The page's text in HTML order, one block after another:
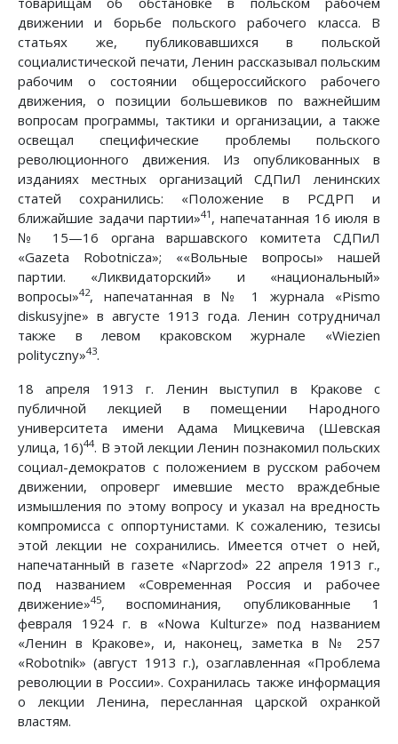
движении и борьбе польского рабочего класса. В
статьях же, публиковавшихся в польской
социалистической печати, Ленин рассказывал польским
рабочим о состоянии общероссийского рабочего
движения, о позиции большевиков по важнейшим
вопросам программы, тактики и организации, а также
освещал специфические проблемы польского
революционного движения. Из опубликованных в
изданиях местных организаций СДПиЛ ленинских
статей сохранились: «Положение в РСДРП и
ближайшие задачи партии»41 , напечатанная 16 июля в
№ 15—16 органа варшавского комитета СДПиЛ
«Gazeta Robotnicza»; ««Вольные вопросы» нашей
партии. «Ликвидаторский» и «национальный»
вопросы»42, напечатанная в № 1 журнала «Pismo
diskusyjne» в августе 1913 года. Ленин сотрудничал
также в левом краковском журнале «Wiеzien
polityczny»43.
18 апреля 1913 г. Ленин выступил в Кракове с
публичной лекцией в помещении Народного
университета имени Адама Мицкевича (Шевская
улица, 16)44. В этой лекции Ленин познакомил польских
социал-демократов с положением в русском рабочем
движении, опроверг имевшие место враждебные
измышления по этому вопросу и указал на вредность
компромисса с оппортунистами. К сожалению, тезисы
этой лекции не сохранились. Имеется отчет о ней,
напечатанный в газете «Naprzod» 22 апреля 1913 г.,
под названием «Современная Россия и рабочее
движение»45, воспоминания, опубликованные 1
февраля 1924 г. в «Nowа Kulturze» под названием
«Ленин в Кракове», и, наконец, заметка в № 257
«Robotnik» (август 1913 г.), озаглавленная «Проблема
революции в России». Сохранилась также информация
о лекции Ленина, пересланная царской охранкой
властям.